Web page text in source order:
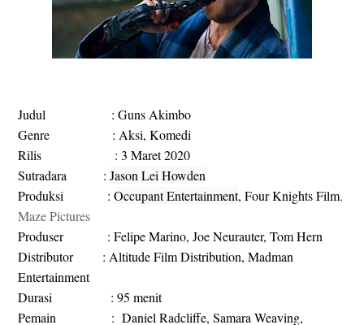
Judul : Guns Akimbo
Genre : Aksi, Komedi
Rilis : 3 Maret 2020
Sutradara : Jason Lei Howden
Produksi : Occupant Entertainment, Four Knights Film,
Maze Pictures
Produser : Felipe Marino, Joe Neurauter, Tom Hern
Distributor : Altitude Film Distribution, Madman
Entertainment
Durasi : 95 menit
Pemain : Daniel Radcliffe, Samara Weaving,